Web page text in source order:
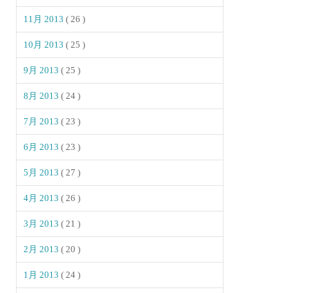
11月 2013( 26 )
10月 2013( 25 )
9月 2013( 25 )
8月 2013( 24 )
7月 2013( 23 )
6月 2013( 23 )
5月 2013( 27 )
4月 2013( 26 )
3月 2013( 21 )
2月 2013( 20 )
1月 2013( 24 )